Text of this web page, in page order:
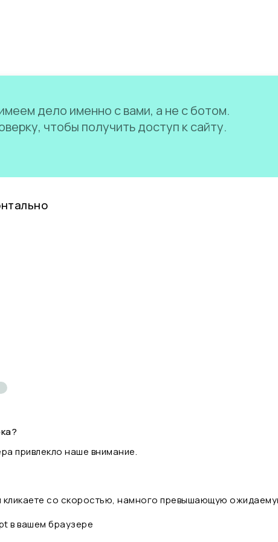
дело именно с вами, а не с ботом.
чтобы получить доступ к сайту.
привлекло наше внимание.
кликаете со скоростью, намного превышающую
в вашем браузере